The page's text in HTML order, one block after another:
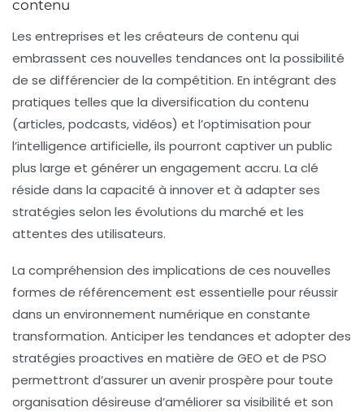
contenu
Les entreprises et les créateurs de contenu qui
embrassent ces nouvelles tendances ont la possibilité
de se différencier de la compétition. En intégrant des
pratiques telles que la diversification du contenu
(articles, podcasts, vidéos) et l’optimisation pour
l’intelligence artificielle, ils pourront captiver un public
plus large et générer un engagement accru. La clé
réside dans la capacité à innover et à adapter ses
stratégies selon les évolutions du marché et les
attentes des utilisateurs.
La compréhension des implications de ces nouvelles
formes de référencement est essentielle pour réussir
dans un environnement numérique en constante
transformation. Anticiper les tendances et adopter des
stratégies proactives en matière de GEO et de PSO
permettront d’assurer un avenir prospère pour toute
organisation désireuse d’améliorer sa visibilité et son